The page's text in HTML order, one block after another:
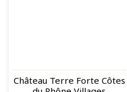
Château Terre Forte Côtes